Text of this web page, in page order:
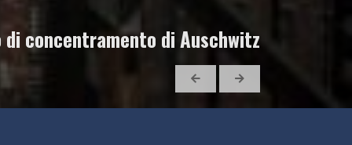
di concentramento di Auschwitz